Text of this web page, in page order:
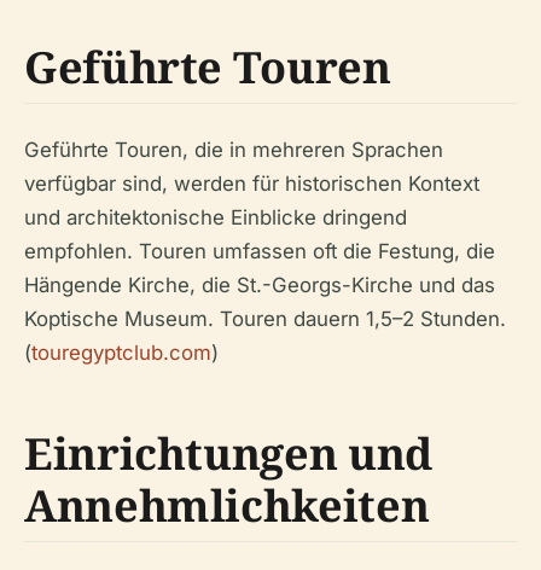
Geführte Touren
Geführte Touren, die in mehreren Sprachen
verfügbar sind, werden für historischen Kontext
und architektonische Einblicke dringend
empfohlen. Touren umfassen oft die Festung, die
Hängende Kirche, die St.-Georgs-Kirche und das
Koptische Museum. Touren dauern 1,5–2 Stunden.
(touregyptclub.com)
Einrichtungen und
Annehmlichkeiten